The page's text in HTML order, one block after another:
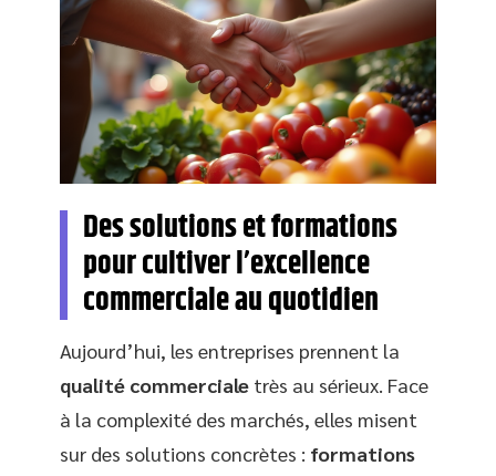
Des solutions et formations
pour cultiver l’excellence
commerciale au quotidien
Aujourd’hui, les entreprises prennent la
qualité commerciale très au sérieux. Face
à la complexité des marchés, elles misent
sur des solutions concrètes : formations